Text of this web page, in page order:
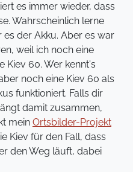
es immer wieder, dass
Wahrscheinlich lerne
es der Akku. Aber es war
weil ich noch eine
Kiev 60. Wer kennt's
noch eine Kiev 60 als
funktioniert. Falls dir
damit zusammen,
mein Ortsbilder-Projekt
Kiev für den Fall, dass
den Weg läuft, dabei